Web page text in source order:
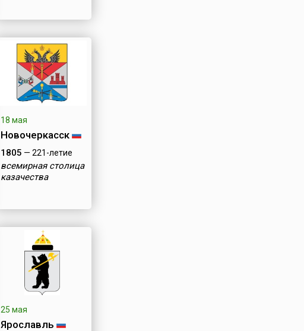
18 мая
Новочеркасск
1805 — 221-летие
всемирная столица
казачества
25 мая
Ярославль